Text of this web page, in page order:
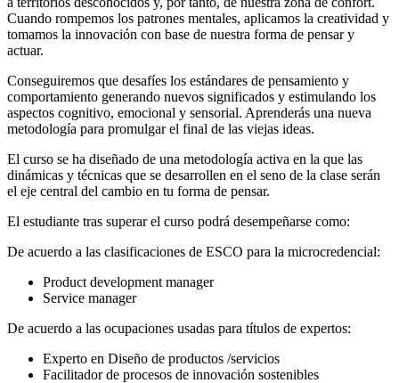
Cuando rompemos los patrones mentales, aplicamos la creatividad y
tomamos la innovación con base de nuestra forma de pensar y
actuar.
Conseguiremos que desafíes los estándares de pensamiento y
comportamiento generando nuevos significados y estimulando los
aspectos cognitivo, emocional y sensorial. Aprenderás una nueva
metodología para promulgar el final de las viejas ideas.
El curso se ha diseñado de una metodología activa en la que las
dinámicas y técnicas que se desarrollen en el seno de la clase serán
el eje central del cambio en tu forma de pensar.
El estudiante tras superar el curso podrá desempeñarse como:
De acuerdo a las clasificaciones de ESCO para la microcredencial:
Product development manager
Service manager
De acuerdo a las ocupaciones usadas para títulos de expertos:
Experto en Diseño de productos /servicios
Facilitador de procesos de innovación sostenibles